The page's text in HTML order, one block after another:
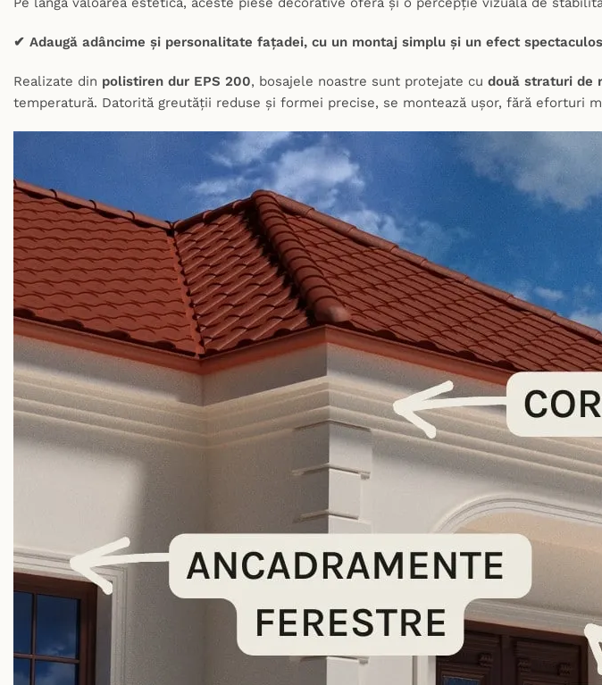
✔ Adaugă adâncime și personalitate fațadei, cu un montaj simplu și un efect
Realizate din polistiren dur EPS 200, bosajele noastre sunt protejate cu două straturi de
temperatură. Datorită greutății reduse și formei precise, se montează ușor, fără eforturi